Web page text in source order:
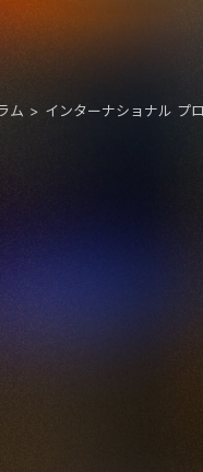
ム インターナショナル プ